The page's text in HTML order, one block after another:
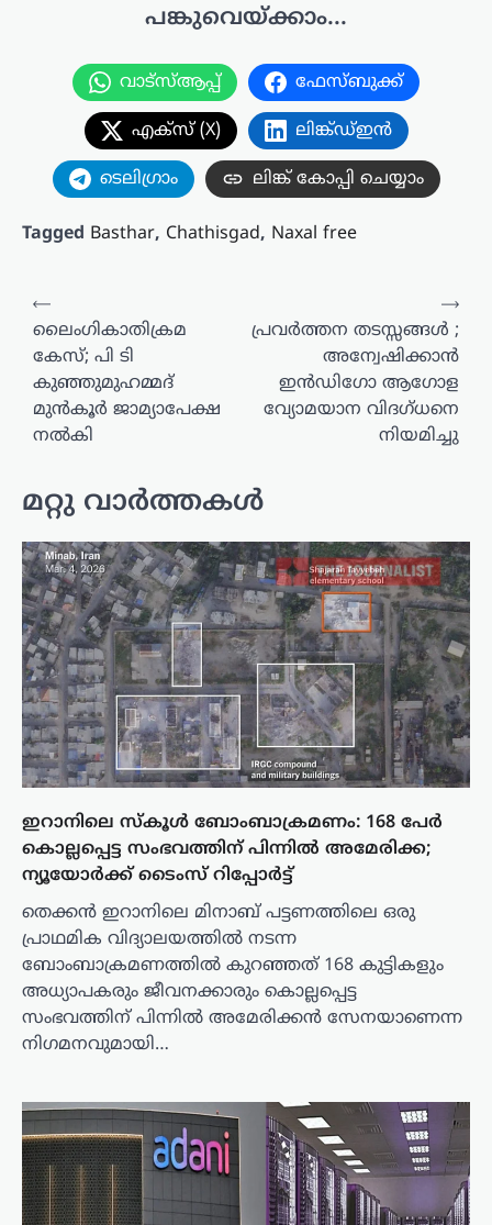
പങ്കുവെയ്ക്കാം...
വാട്സ്ആപ്പ് ഫേസ്ബുക്ക്
എക്സ് (X) ലിങ്ക്ഡ്ഇൻ
ടെലിഗ്രാം ലിങ്ക് കോപ്പി ചെയ്യാം
Tagged Basthar, Chathisgad, Naxal free
പോസ്റ്റുകളിലൂടെ
⟵
ലൈംഗികാതിക്രമ
കേസ്; പി ടി
കുഞ്ഞുമുഹമ്മദ്
മുൻകൂർ ജാമ്യാപേക്ഷ
നൽകി
പ്രവർത്തന തടസ്സങ്ങൾ ;
അന്വേഷിക്കാൻ
ഇൻഡിഗോ ആഗോള
വ്യോമയാന വിദഗ്ധനെ
നിയമിച്ചു
⟶
മറ്റു വാർത്തകൾ
ഇറാനിലെ സ്കൂൾ ബോംബാക്രമണം: 168 പേർ
കൊല്ലപ്പെട്ട സംഭവത്തിന് പിന്നിൽ അമേരിക്ക;
ന്യൂയോർക്ക് ടൈംസ് റിപ്പോർട്ട്
തെക്കൻ ഇറാനിലെ മിനാബ് പട്ടണത്തിലെ ഒരു
പ്രാഥമിക വിദ്യാലയത്തിൽ നടന്ന
ബോംബാക്രമണത്തിൽ കുറഞ്ഞത് 168 കുട്ടികളും
അധ്യാപകരും ജീവനക്കാരും കൊല്ലപ്പെട്ട
സംഭവത്തിന് പിന്നിൽ അമേരിക്കൻ സേനയാണെന്ന
നിഗമനവുമായി…